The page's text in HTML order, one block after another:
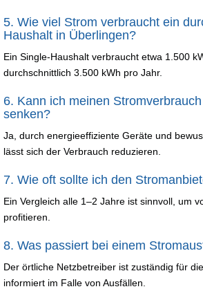
5. Wie viel Strom verbraucht ein
Haushalt in Überlingen?
Ein Single-Haushalt verbraucht etwa 1.500
durchschnittlich 3.500 kWh pro Jahr.
6. Kann ich meinen
senken?
Ja, durch energieeffiziente Geräte und
lässt sich der Verbrauch reduzieren.
7. Wie oft sollte ich den
Ein Vergleich alle 1–2 Jahre ist sinnvoll, um
profitieren.
8. Was passiert bei einem
Der örtliche Netzbetreiber ist zuständig für
informiert im Falle von Ausfällen.